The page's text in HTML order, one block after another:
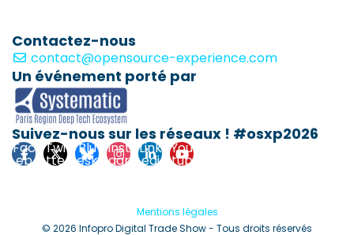
Contactez-nous
contact@opensource-experience.com
Un événement porté par
Suivez-nous sur les réseaux ! #osxp2026
Fac
eb
Twi
tte
Blu
esk
Inst
agr
Link
edi
You
tub
Mentions légales
© 2026 Infopro Digital Trade Show - Tous droits réservés